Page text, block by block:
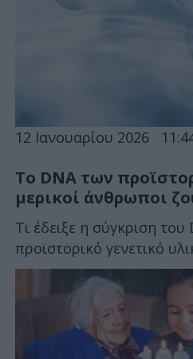
12 Ιανουαρίου 2026
Το DNA των
μερικοί άνθρωποι
Τι έδειξε η σύγκριση
προϊστορικό γενετικό